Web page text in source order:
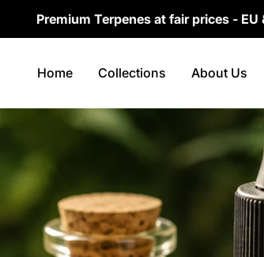
Terpenes at fair prices - EU & UK Supply
Home Collections About Us